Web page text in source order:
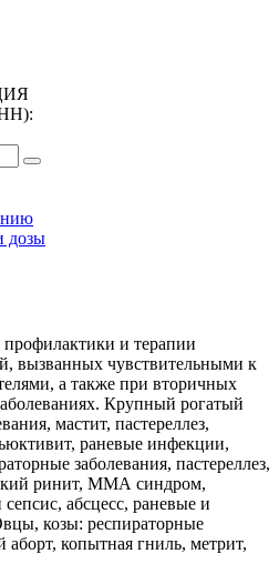
:
дозы
и терапии
вызванных чувствительными к
а также при вторичных
Крупный рогатый
мастит, пастереллез,
раневые инфекции,
заболевания, пастереллез,
ринит, ММА синдром,
абсцесс, раневые и
козы: респираторные
аборт, копытная гниль, метрит,